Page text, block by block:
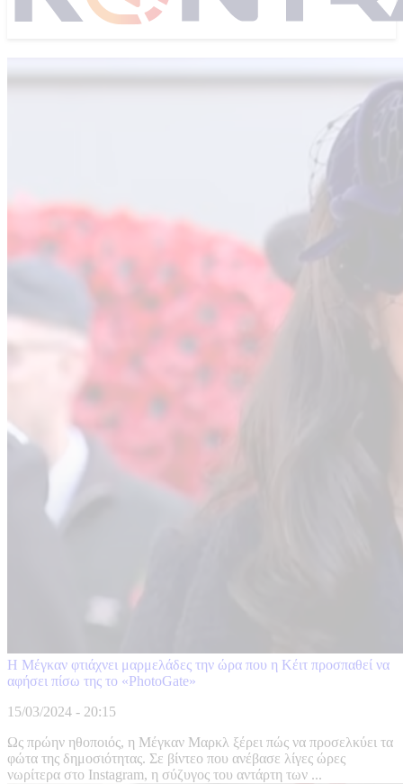
Η Μέγκαν φτιάχνει μαρμελάδες την ώρα που η Κέιτ προσπαθεί να
αφήσει πίσω της το «PhotoGate»
15/03/2024 - 20:15
Ως πρώην ηθοποιός, η Μέγκαν Μαρκλ ξέρει πώς να προσελκύει τα
φώτα της δημοσιότητας. Σε βίντεο που ανέβασε λίγες ώρες
νωρίτερα στο Instagram, η σύζυγος του αντάρτη των ...